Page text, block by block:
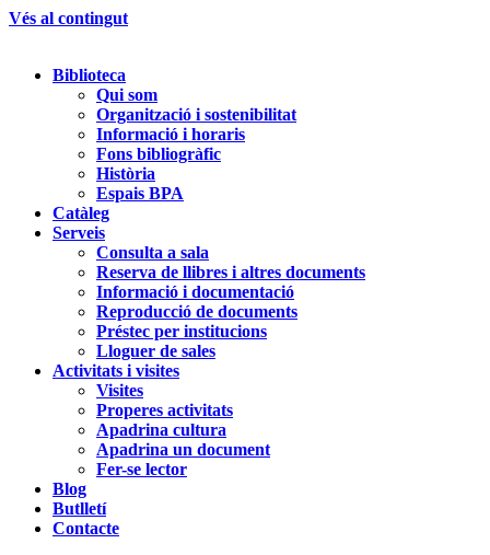
Vés al contingut
Biblioteca
Qui som
Organització i sostenibilitat
Informació i horaris
Fons bibliogràfic
Història
Espais BPA
Catàleg
Serveis
Consulta a sala
Reserva de llibres i altres documents
Informació i documentació
Reproducció de documents
Préstec per institucions
Lloguer de sales
Activitats i visites
Visites
Properes activitats
Apadrina cultura
Apadrina un document
Fer-se lector
Blog
Butlletí
Contacte